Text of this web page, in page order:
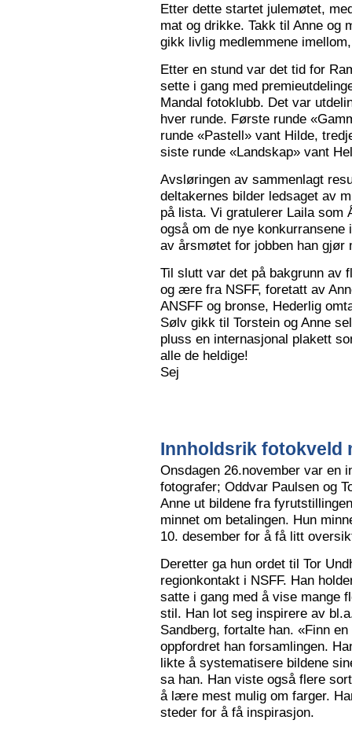
Etter dette startet julemøtet,
mat og drikke. Takk til Anne og
gikk livlig medlemmene
Etter en stund var det tid for
sette i gang med
Mandal fotoklubb. Det var
hver runde. Første runde
runde «Pastell» vant Hilde,
siste runde «Landskap» vant
Avsløringen av sammenlagt
deltakernes bilder ledsaget av
på lista. Vi gratulerer Laila som
også om de nye
av årsmøtet for jobben han gjør
Til slutt var det på bakgrunn av
og ære fra NSFF, foretatt av
ANSFF og bronse, Hederlig
Sølv gikk til Torstein og Anne
pluss en internasjonal plakett
alle de heldige!
Sej
Innholdsrik fotokveld
Onsdagen 26.november var en
fotografer; Oddvar Paulsen og
Anne ut bildene fra
minnet om betalingen. Hun
10. desember for å få litt
Deretter ga hun ordet til Tor
regionkontakt i NSFF. Han
satte i gang med å vise mange
stil. Han lot seg inspirere av
Sandberg, fortalte han. «Finn
oppfordret han forsamlingen.
likte å systematisere bildene
sa han. Han viste også flere
å lære mest mulig om farger.
steder for å få inspirasjon.